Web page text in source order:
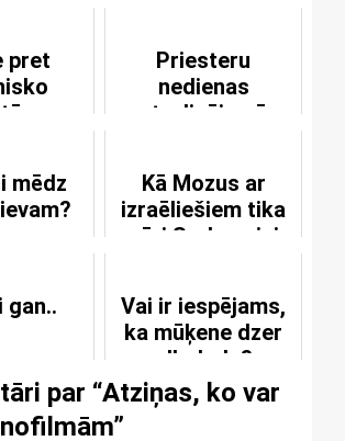
pret
Priesteru
nedienas
atvaļinājumā
mēdz
Kā Mozus ar
izraēliešiem tika
pāri Sarkanajai
gan..
Vai ir iespējams,
ka mūķene dzer
alkoholu?
par “Atziņas, ko var
”